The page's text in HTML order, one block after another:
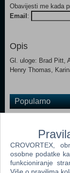
Obavijesti me kada
Email :
Opis
Gl. uloge: Brad Pitt,
Henry Thomas,
Popularno
Blu-Ray)
Zameo Ih Vjetar
Okrutne
CROVORTEX,
osobne podatke
funkcioniranje